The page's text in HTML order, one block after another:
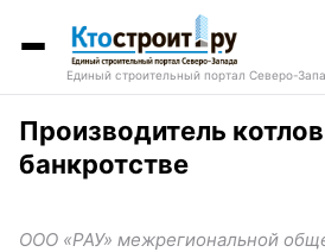
Единый строительный портал Северо-
Производитель
банкротстве
ООО «РАУ» межрегиональной